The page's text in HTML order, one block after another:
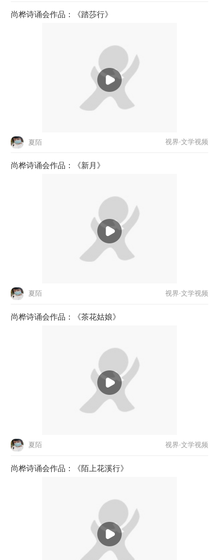
尚桦诗诵会作品：《踏莎行》
夏陌 视界·文学视频
尚桦诗诵会作品：《新月》
夏陌 视界·文学视频
尚桦诗诵会作品：《茶花姑娘》
夏陌 视界·文学视频
尚桦诗诵会作品：《陌上花溪行》